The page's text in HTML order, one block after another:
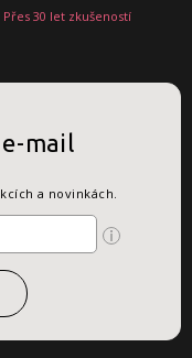
Přes 30 let zkušeností
mail
a novinkách.